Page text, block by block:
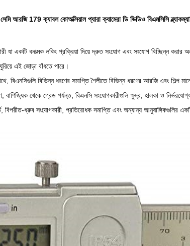
179 ক্যাবল কোঅক্সিয়াল প্যারা ক্যামেরা ডি ভিডিও বিএমসিসি
যা একটি ধনাত্মক লকিং প্রক্রিয়া দিয়ে দ্রুত সংযোগ এবং সংযোগ বিচ্ছিন্ন করার
এই জোড়া বাঁধতে পারে।
বিএনসিগুলি বিভিন্ন ধরণের সমাপ্তি শৈলীতে বিভিন্ন ধরণের আরজি এবং শিল্প
থেকে গ্রেড পর্যন্ত, বিএনসি সংযোগকারীগুলি ক্ষুদ্র, হালকা ও
বিপরীত-ধ্রুব সংযোগকারী, প্রতিরোধক সমাপ্তি এবং অন্যান্য আনুষাঙ্গিকগুলির